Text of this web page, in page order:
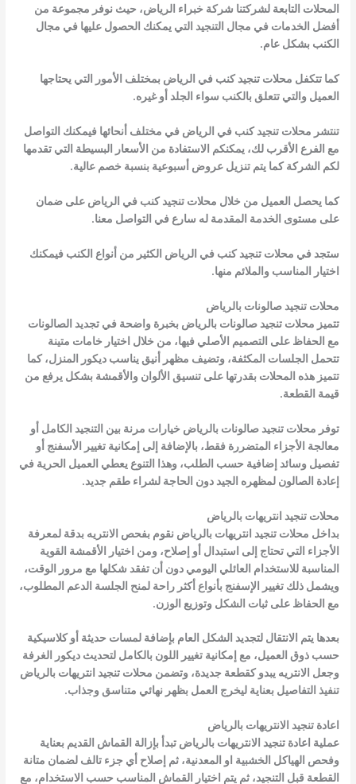
المحلات التابعة لشركتنا شركة خبراء الرياض، حيث نوفر مجموعة من
أفضل الخدمات في مجال التنجيد التي يمكنك الحصول عليها في مجال
الكنب بشكل عام.
كما تتكفل محلات تنجيد كنب في الرياض بمختلف الأمور التي يحتاجها
العميل والتي تتعلق بالكنب سواء الجلد أو غيره.
تنتشر محلات تنجيد كنب في الرياض في مختلف أنحائها فيمكنك التواصل
مع الفرع الأقرب لك، يمكنكم الاستفادة من الأسعار البسيطة التي تقدمها
لكم الشركة كما يتم تنزيل عروض أسبوعية بنسبة خصم عالية.
كما يحصل العميل من خلال محلات تنجيد كنب في الرياض على ضمان
على مستوى الخدمة المقدمة له سارع في التواصل معنا.
ستجد في محلات تنجيد كنب في الرياض الكثير من أنواع الكنب فيمكنك
اختيار المناسب والملائم منها.
محلات تنجيد صالونات بالرياض
تتميز محلات تنجيد صالونات بالرياض بخبرة واضحة في تجديد الصالونات
مع الحفاظ على التصميم الأصلي فيها، من خلال اختيار خامات متينة
تتحمل الجلسات المكثفة، وتضيف مظهر أنيق يناسب ديكور المنزل، كما
تتميز هذه المحلات بقدرتها على تنسيق الألوان والأقمشة بشكل يرفع من
قيمة القطعة.
توفر محلات تنجيد صالونات بالرياض خيارات مرنة بين التنجيد الكامل أو
معالجة الأجزاء المتضررة فقط، بالإضافة إلى إمكانية تغيير الأسفنج أو
تفصيل وسائد إضافية حسب الطلب، وهذا التنوع يعطي العميل الحرية في
إعادة الصالون لمظهره الجيد دون الحاجة لشراء طقم جديد.
محلات تنجيد انتريهات بالرياض
بداخل محلات تنجيد انتريهات بالرياض نقوم بفحص الانتريه بدقة لمعرفة
الأجزاء التي تحتاج إلى استبدال أو إصلاح، ومن اختيار الأقمشة القوية
المناسبة للاستخدام العائلي اليومي دون أن تفقد شكلها مع مرور الوقت،
ويشمل ذلك تغيير الإسفنج بأنواع أكثر راحة لمنح الجلسة الدعم المطلوب،
مع الحفاظ على ثبات الشكل وتوزيع الوزن.
بعدها يتم الانتقال لتجديد الشكل العام بإضافة لمسات حديثة أو كلاسيكية
حسب ذوق العميل، مع إمكانية تغيير اللون بالكامل لتحديث ديكور الغرفة
وجعل الانتريه يبدو كقطعة جديدة، وتضمن محلات تنجيد انتريهات بالرياض
تنفيذ التفاصيل بعناية ليخرج العمل بظهر نهائي متناسق وجذاب.
اعادة تنجيد الانتريهات بالرياض
عملية اعادة تنجيد الانتريهات بالرياض تبدأ بإزالة القماش القديم بعناية
وفحص الهياكل الخشبية او المعدنية، ثم إصلاح أي جزء تالف لضمان متانة
القطعة قبل التنجيد، ثم يتم اختيار القماش المناسب حسب الاستخدام، مع